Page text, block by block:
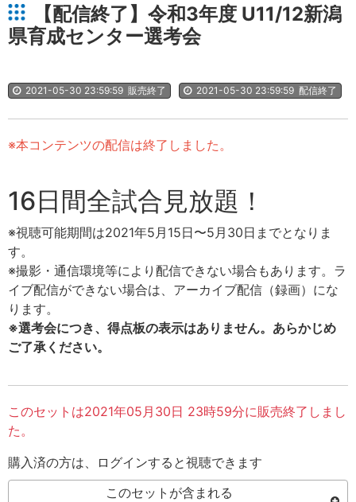
【配信終了】令和3年度 U11/12新潟
県育成センター選考会
2021-05-30 23:59:59 販売終了 2021-05-30 23:59:59 配信終了
※本コンテンツの配信は終了しました。
16日間全試合見放題！
※視聴可能期間は2021年5月15日〜5月30日までとなりま
す。
※撮影・通信環境等により配信できない場合もあります。ラ
イブ配信ができない場合は、アーカイブ配信（録画）にな
ります。
※選考会につき、得点板の表示はありません。あらかじめ
ご了承ください。
このセットは2021年05月30日 23時59分に販売終了しまし
た。
購入済の方は、ログインすると視聴できます
このセットが含まれる